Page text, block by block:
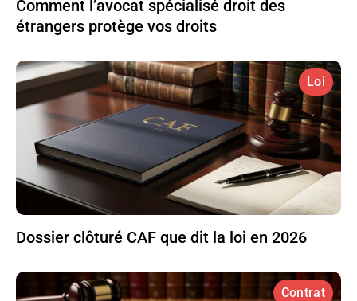
Comment l’avocat spécialisé droit des
étrangers protège vos droits
Loi
Dossier clôturé CAF que dit la loi en 2026
Contrat